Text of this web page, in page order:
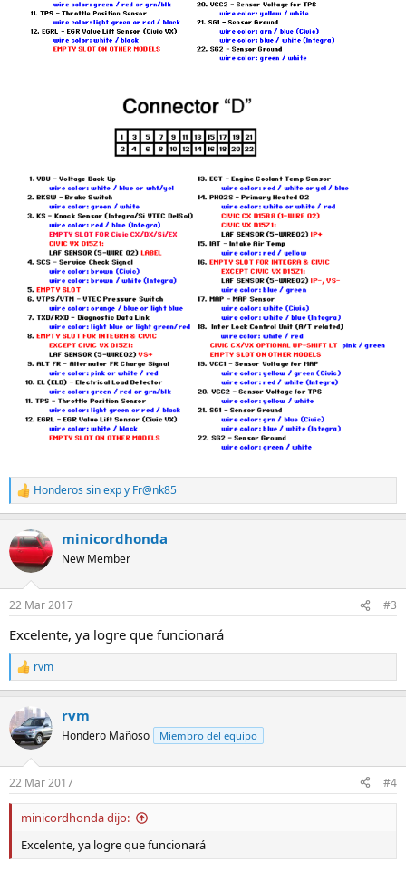
R
e
c
c
i
n
e
:
Honderos sin expy Fr@nk85
minicordhonda
New Member
22 Mar 2017 #3
Excelente, ya logre que funcionará
R
e
c
c
i
e
s
rvm
rvm
Hondero Mañoso Miembro del equipo
22 Mar 2017 #4
minicordhonda dijo:
Excelente, ya logre que funcionará